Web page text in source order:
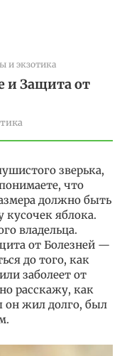
и экзотика
и Защита от
зверька,
что
должно быть
кусочек яблока.
владельца.
от Болезней —
до того, как
заболеет от
расскажу, как
он жил долго, был